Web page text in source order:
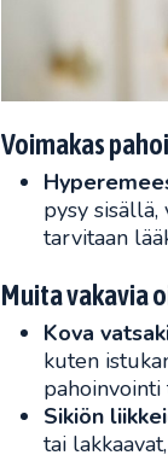
Voimakas
pysy
tarvitaan
Muita vakavia
Kova
kuten
Sikiön
tai